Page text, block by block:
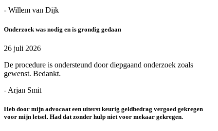
- Willem van Dijk
Onderzoek was nodig en is grondig gedaan
26 juli 2026
De procedure is ondersteund door diepgaand onderzoek zoals
gewenst. Bedankt.
- Arjan Smit
Heb door mijn advocaat een uiterst keurig geldbedrag vergoed gekregen
voor mijn letsel. Had dat zonder hulp niet voor mekaar gekregen.